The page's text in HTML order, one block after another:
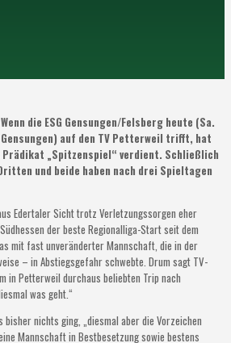
die ESG Gensungen/Felsberg heute (Sa.
auf den TV Petterweil trifft, hat
Prädikat „Spitzenspiel“ verdient. Schließlich
und beide haben nach drei Spieltagen
Edertaler Sicht trotz Verletzungssorgen eher
der beste Regionalliga-Start seit dem
mit fast unveränderter Mannschaft, die in der
– in Abstiegsgefahr schwebte. Drum sagt TV-
in Petterweil durchaus beliebten Trip nach
was geht.“
nichts ging, „diesmal aber die Vorzeichen
Mannschaft in Bestbesetzung sowie bestens